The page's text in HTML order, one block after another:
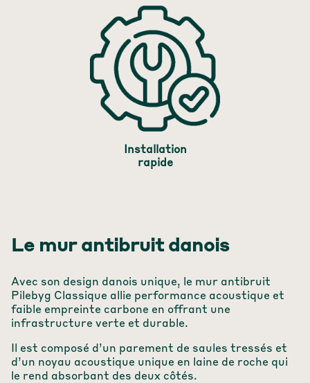
Installation
rapide
Le mur antibruit danois
Avec son design danois unique, le mur antibruit
Pilebyg Classique allie performance acoustique et
faible empreinte carbone en offrant une
infrastructure verte et durable.
Il est composé d’un parement de saules tressés et
d’un noyau acoustique unique en laine de roche qui
le rend absorbant des deux côtés.